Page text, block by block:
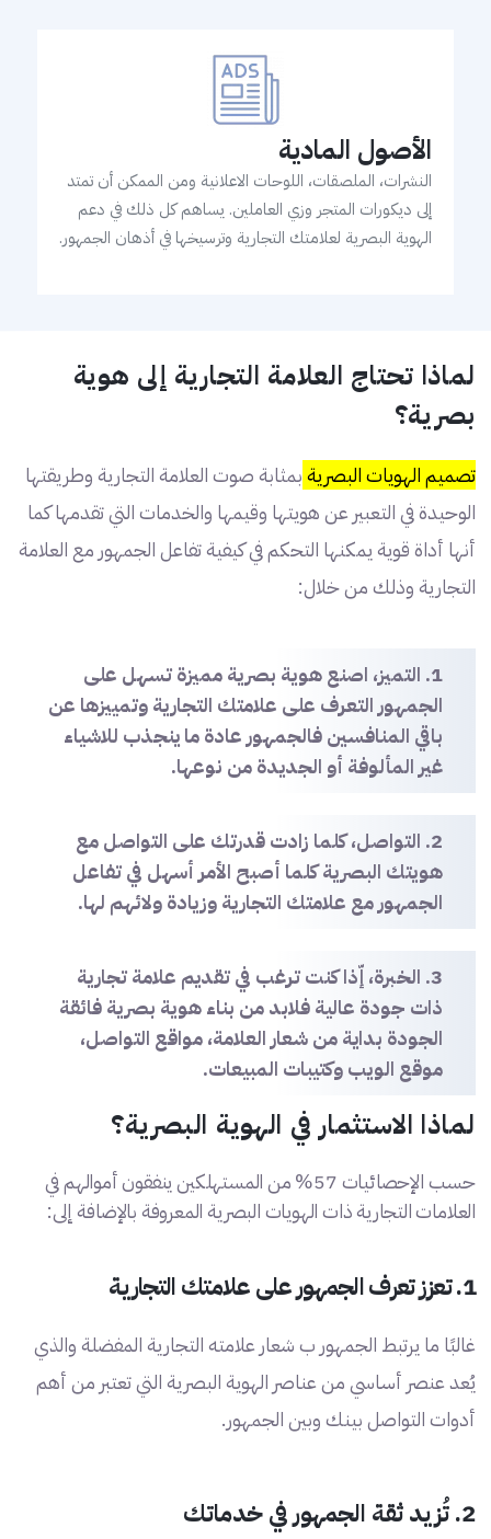
الأصول المادية
النشرات، الملصقات، اللوحات الاعلانية ومن الممكن أن تمتد
إلى ديكورات المتجر وزي العاملين. يساهم كل ذلك في دعم
الهوية البصرية لعلامتك التجارية وترسيخها في أذهان الجمهور.
لماذا تحتاج العلامة التجارية إلى هوية
بصرية؟
تصميم الهويات البصريةبمثابة صوت العلامة التجارية وطريقتها
الوحيدة في التعبير عن هويتها وقيمها والخدمات التي تقدمها كما
أنها أداة قوية يمكنها التحكم في كيفية تفاعل الجمهور مع العلامة
التجارية وذلك من خلال:
1. التميز، اصنع هوية بصرية مميزة تسهل على
الجمهور التعرف على علامتك التجارية وتمييزها عن
باقي المنافسين فالجمهور عادة ما ينجذب للاشياء
غير المألوفة أو الجديدة من نوعها.
2. التواصل، كلما زادت قدرتك على التواصل مع
هويتك البصرية كلما أصبح الأمر أسهل في تفاعل
الجمهور مع علامتك التجارية وزيادة ولائهم لها.
3. الخبرة، إّذا كنت ترغب في تقديم علامة تجارية
ذات جودة عالية فلابد من بناء هوية بصرية فائقة
الجودة بداية من شعار العلامة، مواقع التواصل،
موقع الويب وكتيبات المبيعات.
لماذا الاستثمار في الهوية البصرية؟
حسب الإحصائيات 57% من المستهلكين ينفقون أموالهم في
العلامات التجارية ذات الهويات البصرية المعروفة بالإضافة إلى:
1. تعزز تعرف الجمهور على علامتك التجارية
غالبًا ما يرتبط الجمهور ب شعار علامته التجارية المفضلة والذي
يُعد عنصر أساسي من عناصر الهوية البصرية التي تعتبر من أهم
أدوات التواصل بينك وبين الجمهور.
2. تُزيد ثقة الجمهور في خدماتك